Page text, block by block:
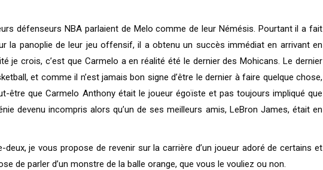
défenseurs NBA parlaient de Melo comme de leur Némésis. Pourtant il a fait
la panoplie de leur jeu offensif, il a obtenu un succès immédiat en arrivant en
je crois, c’est que Carmelo a en réalité été le dernier des Mohicans. Le dernier
et comme il n’est jamais bon signe d’être le dernier à faire quelque chose,
être que Carmelo Anthony était le joueur égoïste et pas toujours impliqué que
devenu incompris alors qu’un de ses meilleurs amis, LeBron James, était en
je vous propose de revenir sur la carrière d’un joueur adoré de certains et
de parler d’un monstre de la balle orange, que vous le vouliez ou non.